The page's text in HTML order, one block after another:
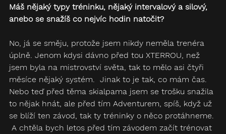
Máš nějaký typy tréninku, nějaký intervalový a silový,
anebo se snažíš co nejvíc hodin natočit?
No, já se směju, protože jsem nikdy neměla trenéra
úplně. Jenom kdysi dávno před tou XTERROU, než
jsem byla na mistrovství světa, tak to mělo asi čtyři
měsíce nějaký systém.  Jinak to je tak, co mám čas.
Nebo teď před těma skialpama jsem se trošku snažila
to nějak hnát, ale před tím Adventurem, spíš, když už
se blíží ten závod, tak ty tréninky o něco protáhneme.
A chtěla bych letos před tím závodem začít trénovat